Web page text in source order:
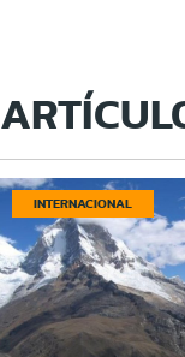
INTERNACIONAL